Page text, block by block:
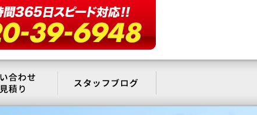
お問い合わせ・お見積もりスタッフブログ